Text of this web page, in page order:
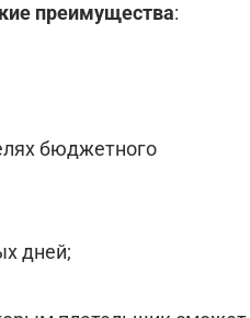
преимущества:
бюджетного
дней;